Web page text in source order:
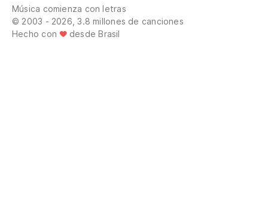
Música comienza con letras
© 2003 - 2026, 3.8 millones de canciones
Hecho con
desde Brasil